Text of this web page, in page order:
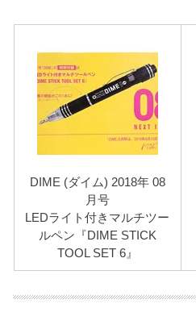
DIME (ダイム) 2018年 08
月号
LEDライト付きマルチツー
ルペン『DIME STICK
TOOL SET 6』